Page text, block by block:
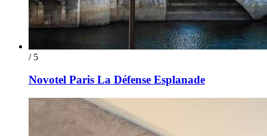
/ 5
Novotel Paris La Défense Esplanade